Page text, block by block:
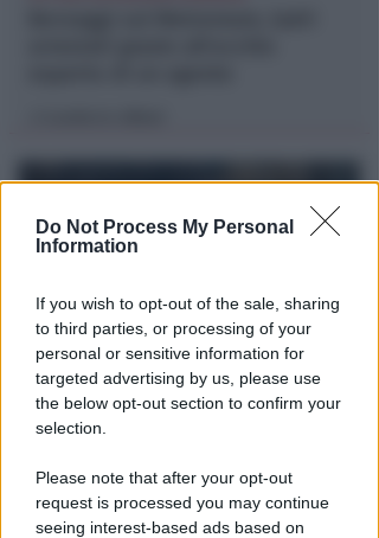
Do Not Process My Personal
Information
If you wish to opt-out of the sale, sharing
to third parties, or processing of your
personal or sensitive information for
targeted advertising by us, please use
the below opt-out section to confirm your
selection.
Please note that after your opt-out
request is processed you may continue
seeing interest-based ads based on
OSSERVATORIO CGIL INCA
Allarme infortuni sul lavoro a
dell'anno
Redazione